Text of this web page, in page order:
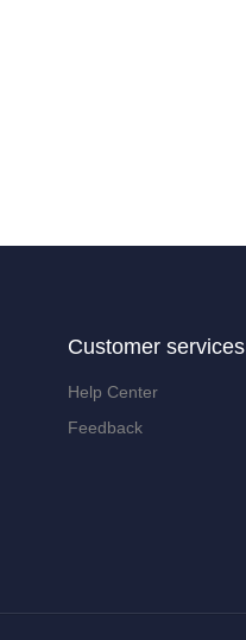
Customer services
Help Center
Feedback